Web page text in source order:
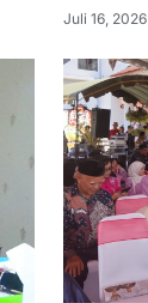
Juli 16, 2026